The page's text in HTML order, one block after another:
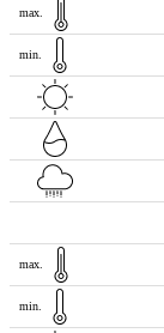
max.
min.
max.
min.